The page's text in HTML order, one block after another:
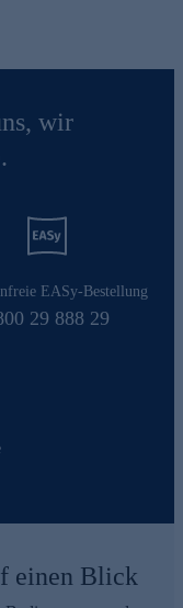
wir
EASy-Bestellung
29 888 29
einen Blick